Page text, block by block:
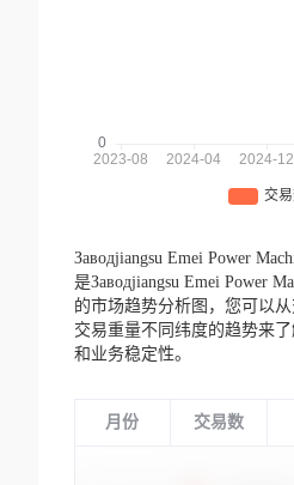
Заводjiangsu Emei Power
是Заводjiangsu Emei Power
的市场趋势分析图，您可以从
交易重量不同纬度的趋势来
和业务稳定性。
月份 交易数